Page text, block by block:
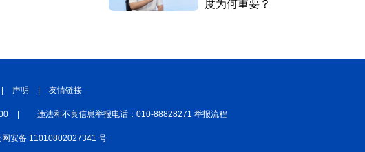
声明 友情链接
违法和不良信息举报电话：010-88828271 举报流程
网安备 11010802027341 号